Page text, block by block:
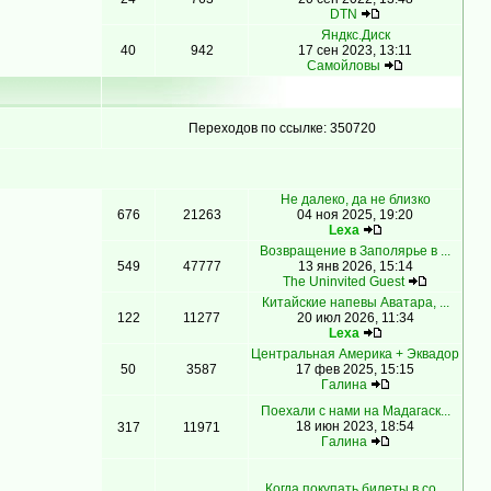
DTN
40 942
Яндкс.Диск
17 сен 2023, 13:11
Самойловы
Переходов по ссылке: 350720
676 21263
Не далеко, да не близко
04 ноя 2025, 19:20
Lexa
549 47777
Возвращение в Заполярье в ...
13 янв 2026, 15:14
The Uninvited Guest
122 11277
Китайские напевы Аватара, ...
20 июл 2026, 11:34
Lexa
50 3587
Центральная Америка + Эквадор
17 фев 2025, 15:15
Гaлинa
317 11971
Поехали с нами на Мадагаск...
18 июн 2023, 18:54
Гaлинa